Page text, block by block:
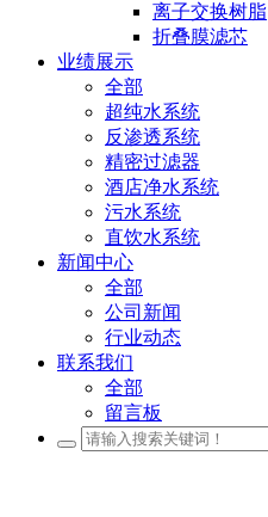
离子交换树脂
折叠膜滤芯
业绩展示
全部
超纯水系统
反渗透系统
精密过滤器
酒店净水系统
污水系统
直饮水系统
新闻中心
全部
公司新闻
行业动态
联系我们
全部
留言板